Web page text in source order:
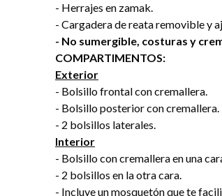
- Herrajes en zamak.
- Cargadera de reata removible y
- No sumergible, costuras y
COMPARTIMENTOS:
Exterior
- Bolsillo frontal con cremallera.
- Bolsillo posterior con cremallera.
- 2 bolsillos laterales.
Interior
- Bolsillo con cremallera en una
- 2 bolsillos en la otra cara.
- Incluye un mosquetón que te